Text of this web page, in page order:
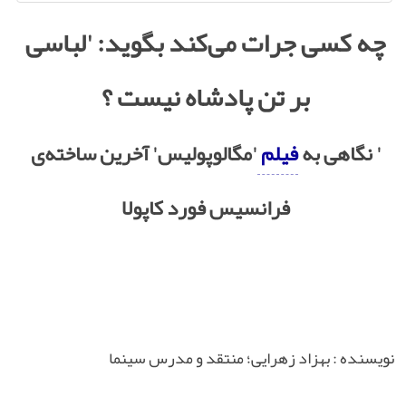
چه کسی جرات می‌کند بگوید: 'لباسی
بر تن پادشاه نیست ؟
' نگاهی بهفیلم'مگالوپولیس' آخرین ساخته‌ی
فرانسیس فورد کاپولا
نویسنده : بهزاد زهرایی؛ منتقد و مدرس سینما